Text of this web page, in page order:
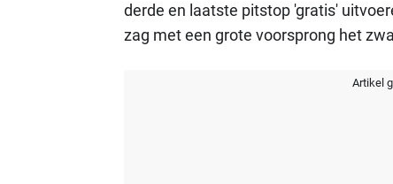
derde en laatste pitstop 'gratis'
zag met een grote voorsprong het
Artikel